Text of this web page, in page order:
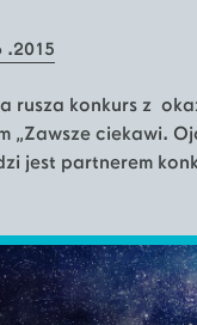
.2015
rusza konkurs z
„Zawsze ciekawi.
jest partnerem